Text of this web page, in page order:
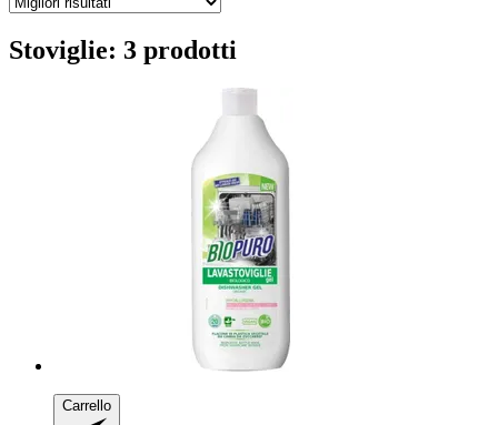
Stoviglie: 3 prodotti
Carrello